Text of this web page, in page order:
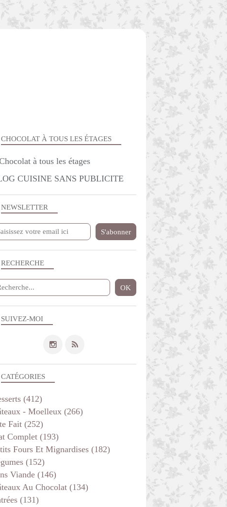
SANS VIANDE
SAVEURS D'AILLEURS
CUISINE DE MES VOYAGES
PLAT COMPLET
NEWSLETTER
SUIVEZ-MOI
RECHERCHE
CHOCOLAT À TOUS LES ÉTAGES
CUISINE SANS PUBLICITE
CATÉGORIES
(412)
- Moelleux (266)
Fait (252)
Complet (193)
Fours Et Mignardises (182)
(152)
Viande (146)
Au Chocolat (134)
(131)